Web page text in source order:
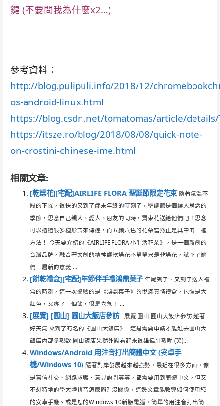
鍵 (不要問我為什麼x2…)
參考資料：
http://blog.pulipuli.info/2018/12/
os-android-linux.html
https://blog.csdn.net/tomatomas/article/
https://itsze.ro/blog/2018/08/08/quick-note-
on-crostini-chinese-ime.html
相關文章:
[乾燥花][宅配]AIRLIFE FLORA 聖誕節限定花束 隨著氣溫不
段的下探，很快的又到了歲末年終的時刻了，聖誕節是個讓人思念的
季節，思念自己親人、愛人、朋友的同時，買束花送給他們吧！思念
可以透過很多種形式來傳達，而五顏六色的花朵當然正是其中的一種
方法！ 今天要介紹的《AIRLIFE FLORA 小生活花朵》，是一個新創的
台灣品牌，融合著文創的精神讓乾燥花不單單只是乾燥花，賦予了她
們一層新的意義 ...
[餅乾禮盒][宅配]年節伴手禮鴻鼎菓子 年尾到了，又到了送人禮
盒的時刻，這一次體驗的是《鴻鼎菓子》的悅滿真情禮盒，包裝是大
紅色，又綁了一個節，很是喜氣！ ...
[展覽] [圓山] 圓山大飯店參訪
展覽 圓山 圓山大飯店參訪 趁著
好天氣 來到了有名的《圓山大飯店》 這是需要申請才能進去圓山大
飯店內部參觀欸 圓山飯店果然外觀看起來很雄偉壯觀呢 (笑)...
Windows/Android 用注音打出簡體中文 (安卓手
機/Windows 10) 隨著對岸發展越來越強勢，最近在很多方面，像
是寫信社交、網路求職、意見詢問等等，都需要用到簡體中文，但又
不想特地的學大陸拼音怎麼辦? 沒關係，這邊文章能教導如何使用您
的安卓手機、或是您的Windows 10新版電腦，簡單的用注音打出簡